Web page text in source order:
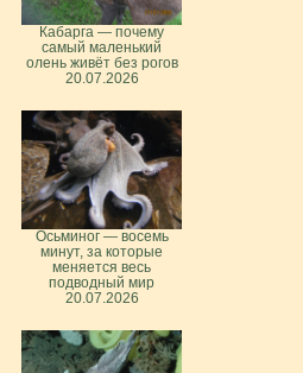
Кабарга — почему
самый маленький
олень живёт без рогов
20.07.2026
Осьминог — восемь
минут, за которые
меняется весь
подводный мир
20.07.2026